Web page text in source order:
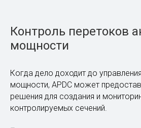
Другими визуальными средствами
электростанций. Когда
обычно приводит к отключению
и соответствующему падению
также полезно для мониторинга.